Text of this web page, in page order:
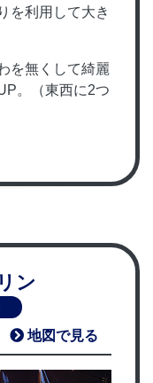
を利用して大き
を無くして綺麗
。（東西に2つ
ン
地図で見る